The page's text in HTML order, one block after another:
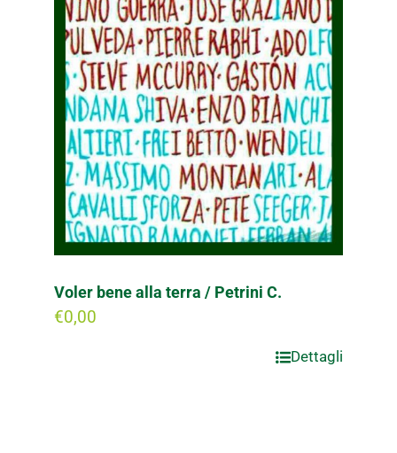
Voler bene alla terra / Petrini C.
€0,00
Dettagli